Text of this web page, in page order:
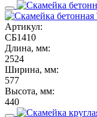
Артикул:
СБ1410
Длина, мм:
2524
Ширина, мм:
577
Высота, мм:
440